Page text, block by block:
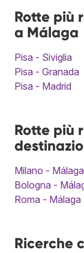
Rotte più
a Málaga
Pisa - Siviglia
Pisa - Granada
Pisa - Madrid
Rotte più
Milano - Málaga
Bologna -
Roma - Málaga
Ricerche